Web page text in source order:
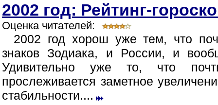
2002 год: Рейтинг-
Оценка читателей:
2002 год хорош уже тем, что
знаков Зодиака, и России, и
Удивительно уже то, что
прослеживается заметное
стабильности....